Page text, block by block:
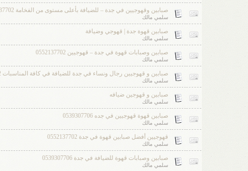
صبابين وقهوجيين في جدة – للضيافة بأعلى مستوى من الفخامة 0552137702
سلمي مالك
صبابين قهوة جدة | قهوجي وضيافة
سلمي مالك
صبابين وصبابات قهوة في جدة – قهوجيين 0552137702
سلمي مالك
صبابين و قهوجيين رجال ونساء في جدة للضيافة في كافة المناسبات 0552137702
سلمي مالك
صبابين و قهوجين ضيافه
سلمي مالك
صبابين قهوة قهوجيين في جده 0539307706
سلمي مالك
قهوجيين أفضل صبابين قهوة في جدة 0552137702
سلمي مالك
صبابين وصبابات قهوة للضيافة في جدة 0539307706
سلمي مالك